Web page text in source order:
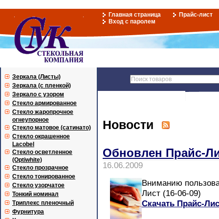
Главная страница
Прайс-лист
Вход с паролем
Зеркала (Листы)
Зеркала (с пленкой)
Зеркало с узором
Стекло армированное
Стекло жаропрочное
огнеупорное
Стекло матовое (сатинато)
Стекло окрашенное
Lacobel
Стекло осветленное
(Optiwhite)
Стекло прозрачное
Стекло тонированное
Стекло узорчатое
Тонкий номинал
Триплекс пленочный
Фурнитура
Новости
Обновлен Прайс-
16.06.2009
Вниманию
Лист (16-06-09)
Скачать Прайс-